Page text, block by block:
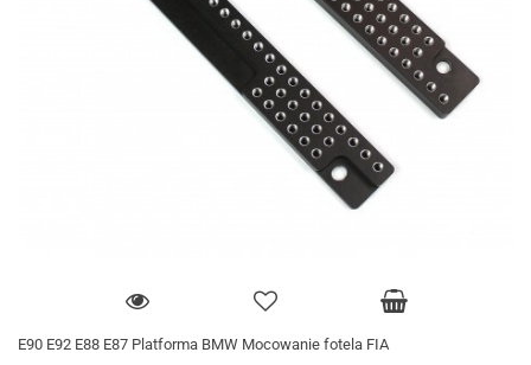
E90 E92 E88 E87 Platforma BMW Mocowanie fotela FIA